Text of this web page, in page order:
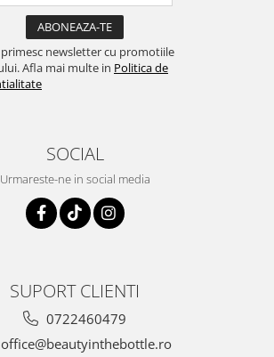
primesc newsletter cu promotiile
Afla mai multe in Politica de
SOCIAL
Urmareste-ne in social media
SUPORT CLIENTI
0722460479
office@beautyinthebottle.ro